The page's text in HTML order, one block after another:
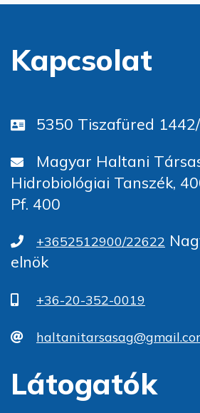
Kapcsolat
5350 Tiszafüred
Magyar Haltani
Hidrobiológiai Tanszék,
Pf. 400
+3652512900/22622
elnök
+36-20-352-0019
Látogatók